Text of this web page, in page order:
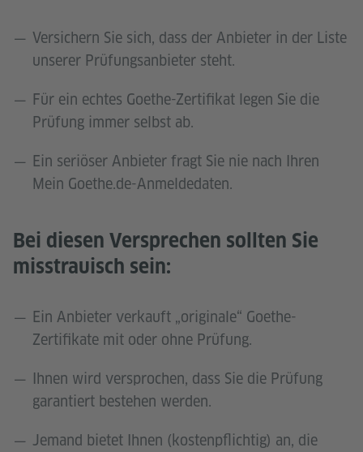
Versichern Sie sich, dass der Anbieter in der Liste
unserer Prüfungsanbieter steht.
Für ein echtes Goethe-Zertifikat legen Sie die
Prüfung immer selbst ab.
Ein seriöser Anbieter fragt Sie nie nach Ihren
Mein Goethe.de-Anmeldedaten.
Bei diesen Versprechen sollten Sie
misstrauisch sein:
Ein Anbieter verkauft „originale“ Goethe-
Zertifikate mit oder ohne Prüfung.
Ihnen wird versprochen, dass Sie die Prüfung
garantiert bestehen werden.
Jemand bietet Ihnen (kostenpflichtig) an, die